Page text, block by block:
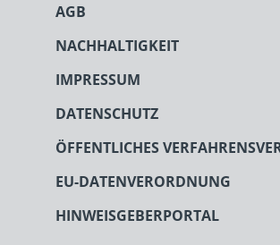
AGB
NACHHALTIGKEIT
IMPRESSUM
DATENSCHUTZ
ÖFFENTLICHES
EU-DATENVERORDNUNG
HINWEISGEBERPORTAL